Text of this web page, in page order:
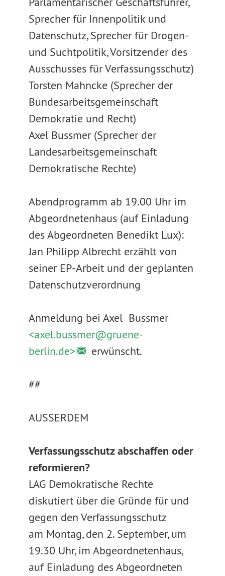
Sprecher für Innenpolitik und
Datenschutz, Sprecher für Drogen-
und Suchtpolitik, Vorsitzender des
Ausschusses für Verfassungsschutz)
Torsten Mahncke (Sprecher der
Bundesarbeitsgemeinschaft
Demokratie und Recht)
Axel Bussmer (Sprecher der
Landesarbeitsgemeinschaft
Demokratische Rechte)
Abendprogramm ab 19.00 Uhr im
Abgeordnetenhaus (auf Einladung
des Abgeordneten Benedikt Lux):
Jan Philipp Albrecht erzählt von
seiner EP-Arbeit und der geplanten
Datenschutzverordnung
Anmeldung bei Axel Bussmer
<axel.bussmer@gruene-
berlin.de>
erwünscht.
##
AUSSERDEM
Verfassungsschutz abschaffen oder
reformieren?
LAG Demokratische Rechte
diskutiert über die Gründe für und
gegen den Verfassungsschutz
am Montag, den 2. September, um
19.30 Uhr, im Abgeordnetenhaus,
auf Einladung des Abgeordneten